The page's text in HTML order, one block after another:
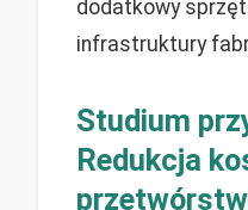
dodatkowy
infrastruktury
Studium
Redukcja